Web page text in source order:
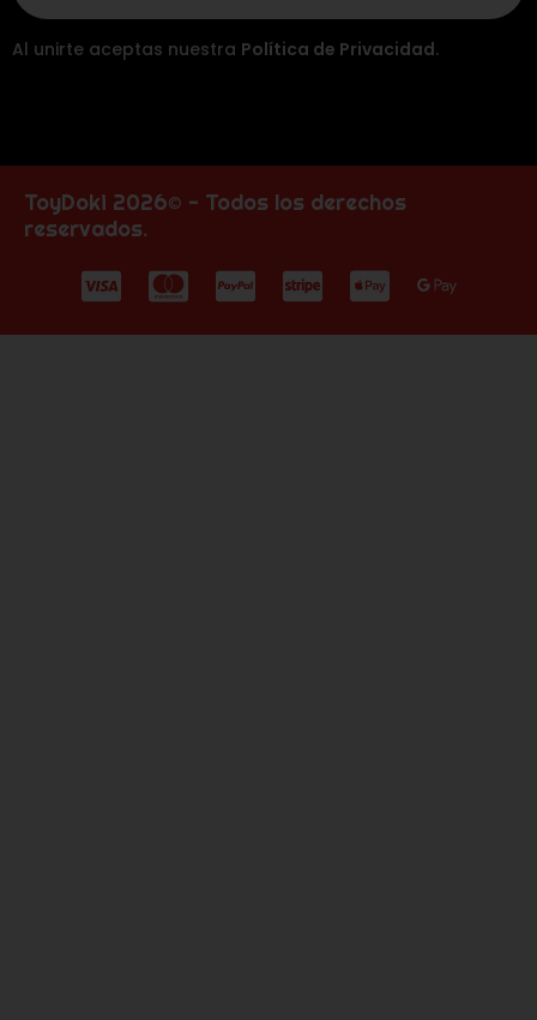
Al unirte aceptas nuestra Política de Privacidad.
ToyDoki 2026© - Todos los derechos
reservados.